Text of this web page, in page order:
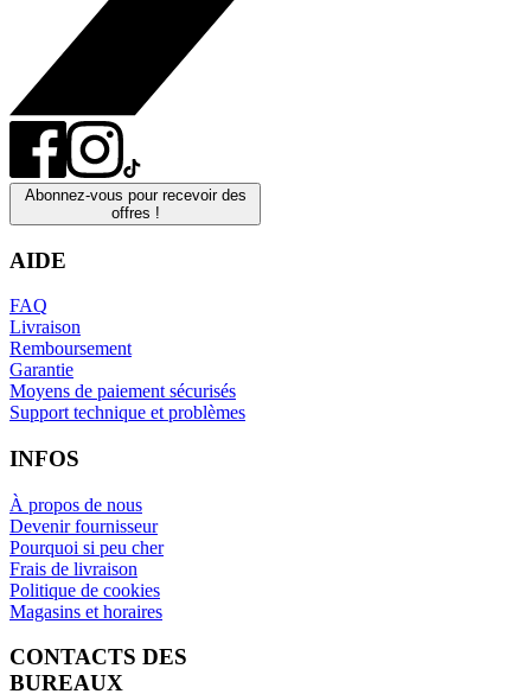
Abonnez-vous pour recevoir des
offres !
AIDE
FAQ
Livraison
Remboursement
Garantie
Moyens de paiement sécurisés
Support technique et problèmes
INFOS
À propos de nous
Devenir fournisseur
Pourquoi si peu cher
Frais de livraison
Politique de cookies
Magasins et horaires
CONTACTS DES
BUREAUX